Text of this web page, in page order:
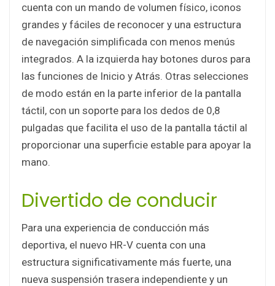
cuenta con un mando de volumen físico, iconos
grandes y fáciles de reconocer y una estructura
de navegación simplificada con menos menús
integrados. A la izquierda hay botones duros para
las funciones de Inicio y Atrás. Otras selecciones
de modo están en la parte inferior de la pantalla
táctil, con un soporte para los dedos de 0,8
pulgadas que facilita el uso de la pantalla táctil al
proporcionar una superficie estable para apoyar la
mano.
Divertido de conducir
Para una experiencia de conducción más
deportiva, el nuevo HR-V cuenta con una
estructura significativamente más fuerte, una
nueva suspensión trasera independiente y un